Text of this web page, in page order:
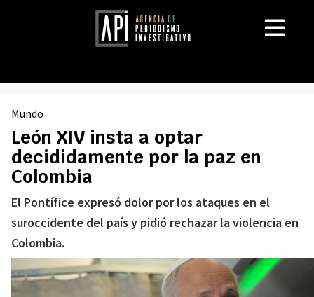
Mundo
León XIV insta a optar
decididamente por la paz en
Colombia
El Pontífice expresó dolor por los ataques en el
suroccidente del país y pidió rechazar la violencia en
Colombia.